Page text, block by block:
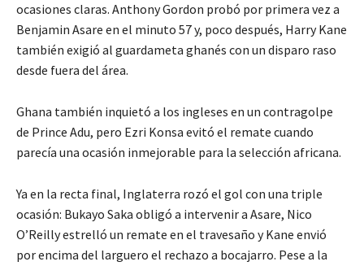
ocasiones claras. Anthony Gordon probó por primera vez a
Benjamin Asare en el minuto 57 y, poco después, Harry Kane
también exigió al guardameta ghanés con un disparo raso
desde fuera del área.
Ghana también inquietó a los ingleses en un contragolpe
de Prince Adu, pero Ezri Konsa evitó el remate cuando
parecía una ocasión inmejorable para la selección africana.
Ya en la recta final, Inglaterra rozó el gol con una triple
ocasión: Bukayo Saka obligó a intervenir a Asare, Nico
O’Reilly estrelló un remate en el travesaño y Kane envió
por encima del larguero el rechazo a bocajarro. Pese a la